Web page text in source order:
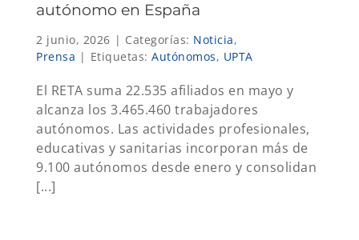
autónomo en España
2 junio, 2026 | Categorías: Noticia,
Prensa | Etiquetas: Autónomos, UPTA
El RETA suma 22.535 afiliados en mayo y
alcanza los 3.465.460 trabajadores
autónomos. Las actividades profesionales,
educativas y sanitarias incorporan más de
9.100 autónomos desde enero y consolidan
[...]